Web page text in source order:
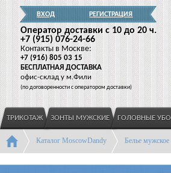
ВХОД РЕГИСТРАЦИЯ
Оператор доставки c 10 до 20 ч.
+7 (915) 076-24-66
Контакты в Москве:
+7 (916) 805 03 15
БЕСПЛАТНАЯ ДОСТАВКА
офис-склад у м.Фили
(по договоренности с оператором доставки)
ТРИКОТАЖ ЗОНТЫ МУЖСКИЕ ГОЛОВНЫЕ
Каталог MoscowDandy Белье мужское